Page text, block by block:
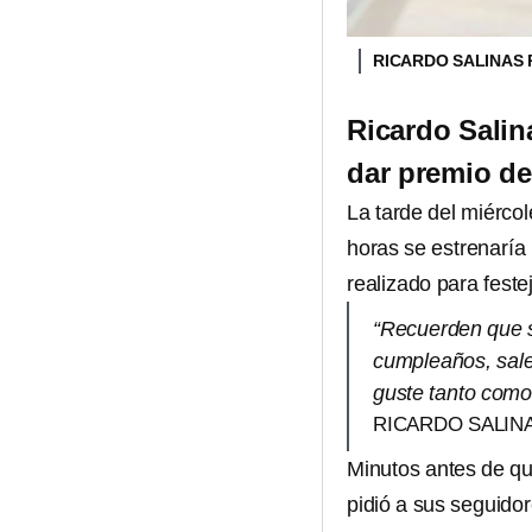
RICARDO SALINAS
Ricardo
dar premio
La tarde del
horas se
realizado para
“Recuerden
cumpleaños,
guste tanto
RICARDO
Minutos antes de
pidió a sus